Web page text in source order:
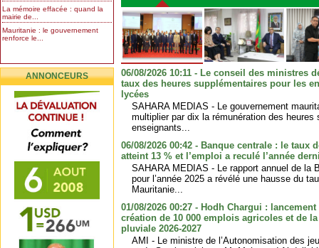
La mémoire effacée : quand la
mairie de...
Mauritanie : le gouvernement
renforce le...
ANNONCEURS
06/08/2026 10:11 - Le conseil des ministres
taux des heures supplémentaires pour les
lycées
SAHARA MEDIAS - Le gouvernement
multiplier par dix la rémunération des heures
enseignants...
06/08/2026 00:42 - Banque centrale : le taux
atteint 13 % et l’emploi a reculé l’année
SAHARA MEDIAS - Le rapport annuel de la
pour l’année 2025 a révélé une hausse du
Mauritanie...
01/08/2026 00:27 - Hodh Chargui :
création de 10 000 emplois agricoles et de
pluviale 2026-2027
AMI - Le ministre de l’Autonomisation des